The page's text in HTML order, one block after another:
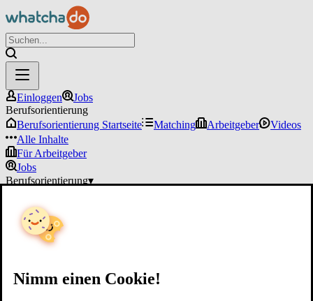
Nimm einen Cookie!
Einloggen
Jobs
Berufsorientierung
Berufsorientierung Startseite
Matching Arbeitgeber
Videos
Alle Inhalte
Für Arbeitgeber
Jobs
Berufsorientierung▾